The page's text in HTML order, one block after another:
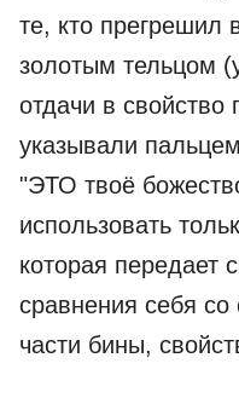
те, кто прегрешил
золотым тельцом
отдачи в свойство
указывали
"ЭТО твоё
использовать
которая передает
сравнения себя
части бины,